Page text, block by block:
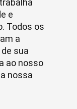
e
Todos os
a
sua
ao nosso
nossa